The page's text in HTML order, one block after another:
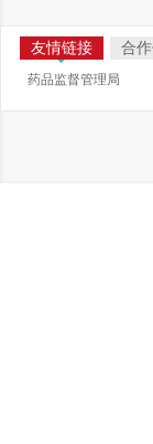
友情链接 合
药品监督管理局